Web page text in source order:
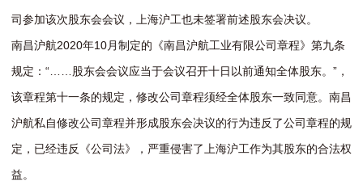
司参加该次股东会会议，上海沪工也未签署前述股东会决议。
南昌沪航2020年10月制定的《南昌沪航工业有限公司章程》第九条
规定：“……股东会会议应当于会议召开十日以前通知全体股东。”，
该章程第十一条的规定，修改公司章程须经全体股东一致同意。南昌
沪航私自修改公司章程并形成股东会决议的行为违反了公司章程的规
定，已经违反《公司法》，严重侵害了上海沪工作为其股东的合法权
益。